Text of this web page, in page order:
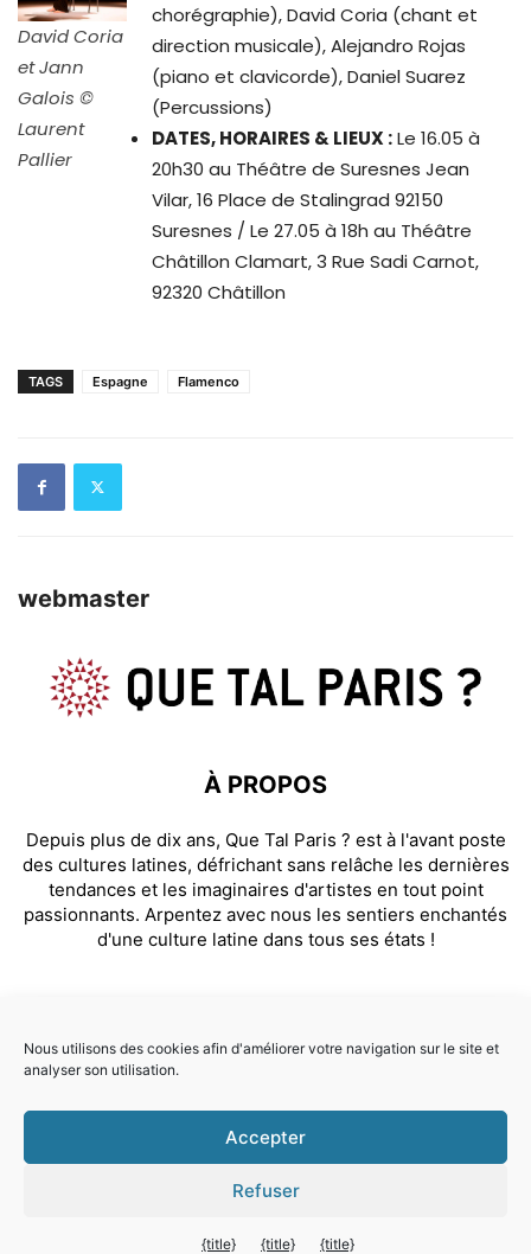
David Coria
et Jann
Galois ©
Laurent
Pallier
chorégraphie), David Coria (chant et
direction musicale), Alejandro Rojas
(piano et clavicorde), Daniel Suarez
(Percussions)
DATES, HORAIRES & LIEUX :Le 16.05 à
20h30 au Théâtre de Suresnes Jean
Vilar, 16 Place de Stalingrad 92150
Suresnes / Le 27.05 à 18h au Théâtre
Châtillon Clamart, 3 Rue Sadi Carnot,
92320 Châtillon
TAGS Espagne Flamenco
webmaster
À PROPOS
Depuis plus de dix ans, Que Tal Paris ? est à l'avant poste
des cultures latines, défrichant sans relâche les dernières
tendances et les imaginaires d'artistes en tout point
passionnants. Arpentez avec nous les sentiers enchantés
d'une culture latine dans tous ses états !
Facebook
© Que Tal Paris ? 2026
Nous utilisons des cookies afin d'améliorer votre navigation sur le site et
analyser son utilisation.
Accepter
Refuser
{title} {title} {title}
Quitter la version mobile